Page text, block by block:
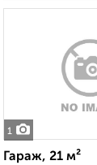
1
Гараж, 21 м²